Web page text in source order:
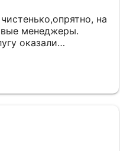
на
менеджеры.
оказали
придем еще.